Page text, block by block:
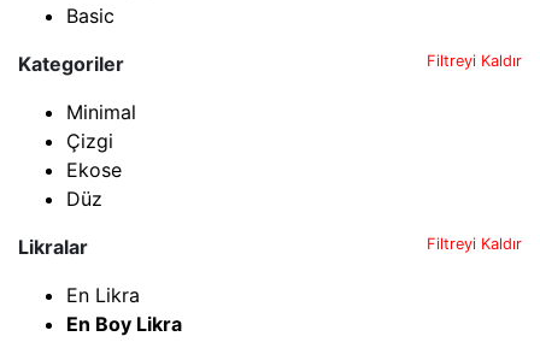
Basic
Kategoriler
Filtreyi Kaldır
Minimal
Çizgi
Ekose
Düz
Likralar
Filtreyi Kaldır
En Likra
En Boy Likra